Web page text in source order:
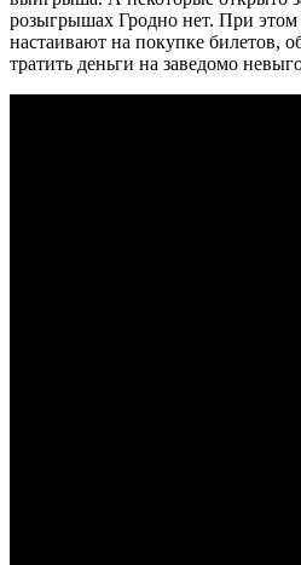
розыгрышах Гродно нет. При этом
настаивают на покупке билетов,
тратить деньги на заведомо